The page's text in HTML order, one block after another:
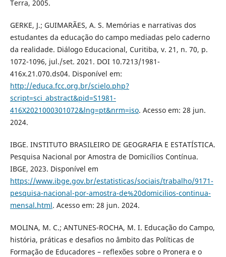
Terra, 2005.
GERKE, J.; GUIMARÃES, A. S. Memórias e narrativas dos
estudantes da educação do campo mediadas pelo caderno
da realidade. Diálogo Educacional, Curitiba, v. 21, n. 70, p.
1072-1096, jul./set. 2021. DOI 10.7213/1981-
416x.21.070.ds04. Disponível em:
http://educa.fcc.org.br/scielo.php?
script=sci_abstract&pid=S1981-
416X2021000301072&lng=pt&nrm=iso. Acesso em: 28 jun.
2024.
IBGE. INSTITUTO BRASILEIRO DE GEOGRAFIA E ESTATÍSTICA.
Pesquisa Nacional por Amostra de Domicílios Contínua.
IBGE, 2023. Disponível em
https://www.ibge.gov.br/estatisticas/sociais/trabalho/9171-
pesquisa-nacional-por-amostra-de%20domicilios-continua-
mensal.html. Acesso em: 28 jun. 2024.
MOLINA, M. C.; ANTUNES-ROCHA, M. I. Educação do Campo,
história, práticas e desafios no âmbito das Políticas de
Formação de Educadores – reflexões sobre o Pronera e o